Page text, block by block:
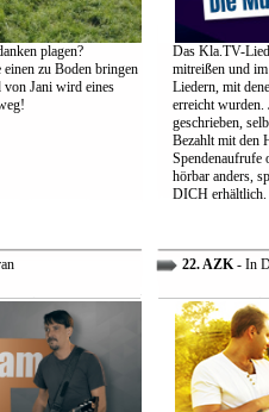
plagen?
zu Boden bringen
Jani wird eines
Das Kla.TV-
mitreißen und
Liedern, mit
erreicht wurden.
geschrieben,
Bezahlt mit den
Spendenaufrufe
hörbar anders,
DICH erhältlich.
22. AZK- In